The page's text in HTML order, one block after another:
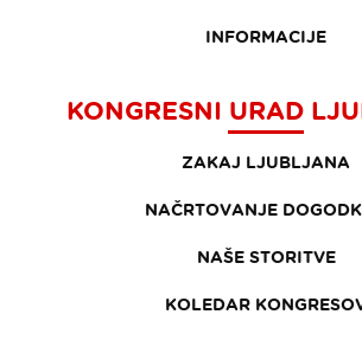
INFORMACIJE
KONGRESNI URAD
ZAKAJ LJUBLJANA
NAČRTOVANJE
NAŠE STORITVE
KOLEDAR